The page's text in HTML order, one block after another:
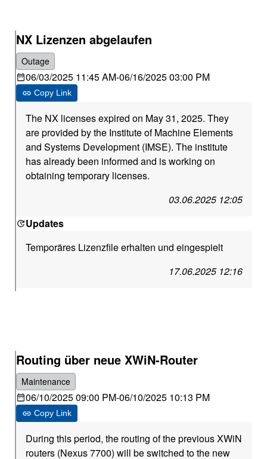
NX Lizenzen abgelaufen
Outage
06/03/2025 11:45 AM-06/16/2025 03:00 PM
Copy Link
The NX licenses expired on May 31, 2025. They
are provided by the Institute of Machine Elements
and Systems Development (IMSE). The institute
has already been informed and is working on
obtaining temporary licenses.
03.06.2025 12:05
Updates
Temporäres Lizenzfile erhalten und eingespielt
17.06.2025 12:16
Routing über neue XWiN-Router
Maintenance
06/10/2025 09:00 PM-06/10/2025 10:13 PM
Copy Link
During this period, the routing of the previous XWiN
routers (Nexus 7700) will be switched to the new